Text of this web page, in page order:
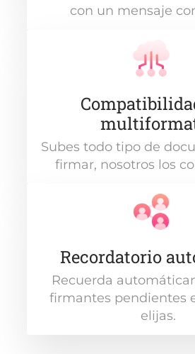
con un mensaje
Subes todo tipo de
firmar, nosotros los
Recordatorio
Recuerda
firmantes pendientes
elijas.